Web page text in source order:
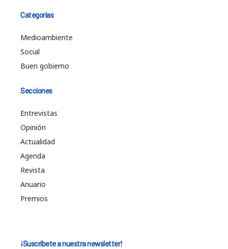
Categorías
Medioambiente
Social
Buen gobierno
Secciones
Entrevistas
Opinión
Actualidad
Agenda
Revista
Anuario
Premios
¡Suscríbete a nuestra newsletter!